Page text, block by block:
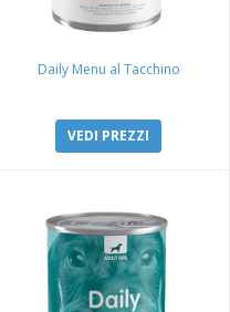
Daily Menu al Tacchino
VEDI PREZZI